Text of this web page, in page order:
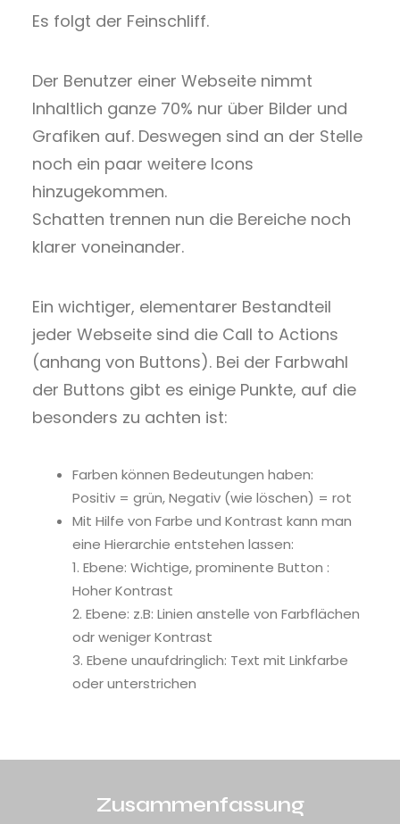
Es folgt der Feinschliff.
Der Benutzer einer Webseite nimmt
Inhaltlich ganze 70% nur über Bilder und
Grafiken auf. Deswegen sind an der Stelle
noch ein paar weitere Icons
hinzugekommen.
Schatten trennen nun die Bereiche noch
klarer voneinander.
Ein wichtiger, elementarer Bestandteil
jeder Webseite sind die Call to Actions
(anhang von Buttons). Bei der Farbwahl
der Buttons gibt es einige Punkte, auf die
besonders zu achten ist:
Farben können Bedeutungen haben:
Positiv = grün, Negativ (wie löschen) = rot
Mit Hilfe von Farbe und Kontrast kann man
eine Hierarchie entstehen lassen:
1. Ebene: Wichtige, prominente Button :
Hoher Kontrast
2. Ebene: z.B: Linien anstelle von Farbflächen
odr weniger Kontrast
3. Ebene unaufdringlich: Text mit Linkfarbe
oder unterstrichen
Zusammenfassung